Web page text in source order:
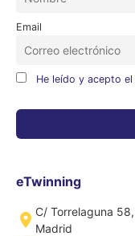
Email
He leído y acepto
eTwinning
C/ Torrelaguna
Madrid